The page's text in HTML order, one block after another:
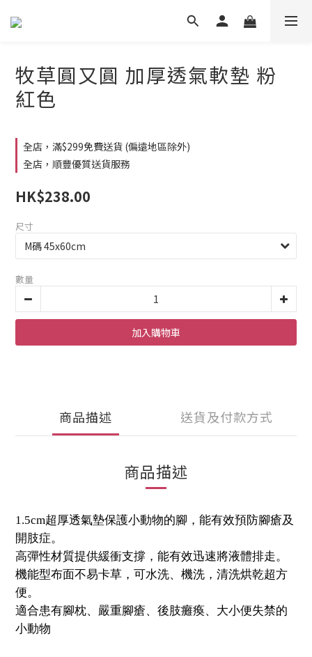
牧草圓又圓 加厚透氣軟墊 粉
紅色
全店，滿$299免費送貨 (偏遠地區除外)
全店，順豐優質送貨服務
HK$238.00
尺寸
數量
加入購物車
商品描述 送貨及付款方式
商品描述
1.5cm超厚透氣墊保護小動物的腳，能有效預防腳瘡及
開肢症。
高彈性材質提供緩衝支撐，能有效迅速將液體排走。
機能型布面不易卡草，可水洗、機洗，清洗烘乾超方
便。
適合患有腳枕、嚴重腳瘡、後肢癱瘓、大小便失禁的
小動物